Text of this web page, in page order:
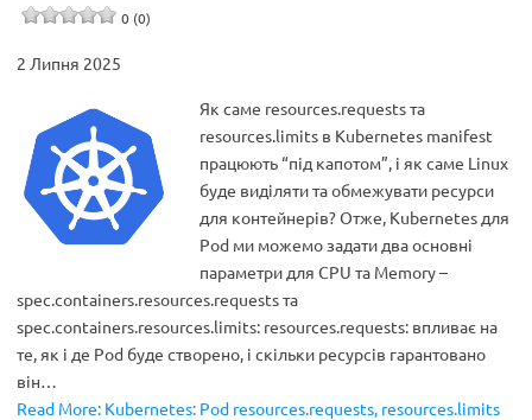
0 (0)
2 Липня 2025
Як саме resources.requests та
resources.limits в Kubernetes manifest
працюють “під капотом”, і як саме Linux
буде виділяти та обмежувати ресурси
для контейнерів? Отже, Kubernetes для
Pod ми можемо задати два основні
параметри для CPU та Memory –
spec.containers.resources.requests та
spec.containers.resources.limits: resources.requests: впливає на
те, як і де Pod буде створено, і скільки ресурсів гарантовано
він…
Read More: Kubernetes: Pod resources.requests, resources.limits